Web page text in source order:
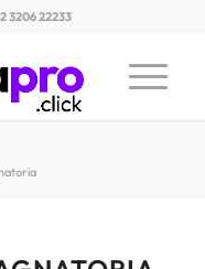
3206 22233